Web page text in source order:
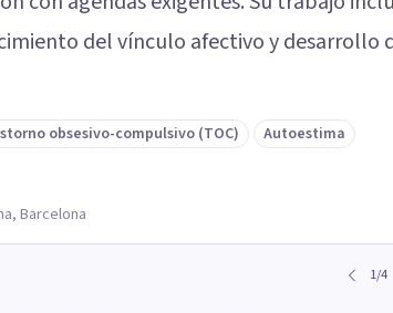
del vínculo afectivo y desarrollo
obsesivo-compulsivo (TOC)
Autoestima
Barcelona
1/4